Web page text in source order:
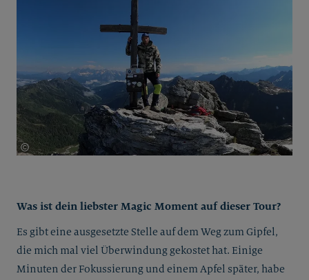
© Stephan Stocker
Was ist dein liebster Magic Moment auf dieser Tour?
Es gibt eine ausgesetzte Stelle auf dem Weg zum Gipfel,
die mich mal viel Überwindung gekostet hat. Einige
Minuten der Fokussierung und einem Apfel später, habe